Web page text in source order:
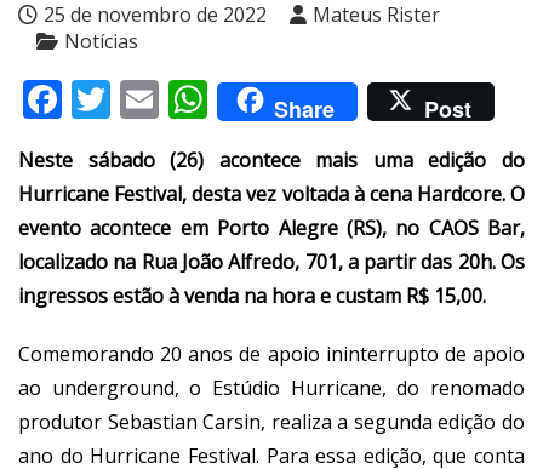
25 de novembro de 2022
Mateus Rister
Notícias
Facebook
Twitter
EmailWhatsApp
Share Post
Neste sábado (26) acontece mais uma edição do
Hurricane Festival, desta vez voltada à cena Hardcore. O
evento acontece em Porto Alegre (RS), no CAOS Bar,
localizado na Rua João Alfredo, 701, a partir das 20h. Os
ingressos estão à venda na hora e custam R$ 15,00.
Comemorando 20 anos de apoio ininterrupto de apoio
ao underground, o Estúdio Hurricane, do renomado
produtor Sebastian Carsin, realiza a segunda edição do
ano do Hurricane Festival. Para essa edição, que conta